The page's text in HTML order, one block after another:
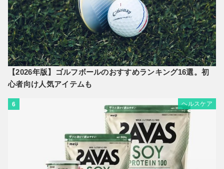
【2026年版】ゴルフボールのおすすめランキング16選。初
心者向け人気アイテムも
6 ヘルスケア